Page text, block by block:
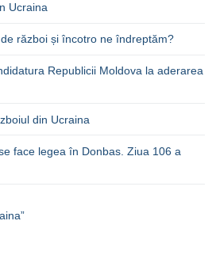
Ucraina
război și încotro ne îndreptăm?
Republicii Moldova la aderarea
din Ucraina
face legea în Donbas. Ziua 106 a